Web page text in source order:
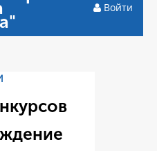
Войти